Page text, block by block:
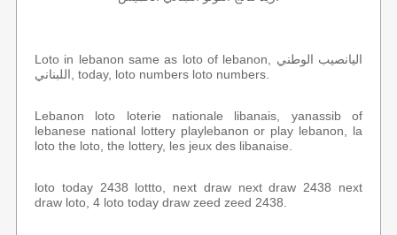
Loto in lebanon same as loto of lebanon, اليانصيب الوطني
اللبناني, today, loto numbers loto numbers.
Lebanon loto loterie nationale libanais, yanassib of
lebanese national lottery playlebanon or play lebanon, la
loto the loto, the lottery, les jeux des libanaise.
loto today 2438 lottto, next draw next draw 2438 next
draw loto, 4 loto today draw zeed zeed 2438.